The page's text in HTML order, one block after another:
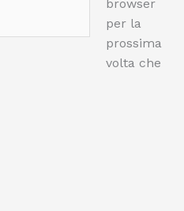
browser
per la
prossima
volta che